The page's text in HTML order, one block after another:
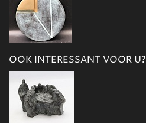
OOK INTERESSANT VOOR U?